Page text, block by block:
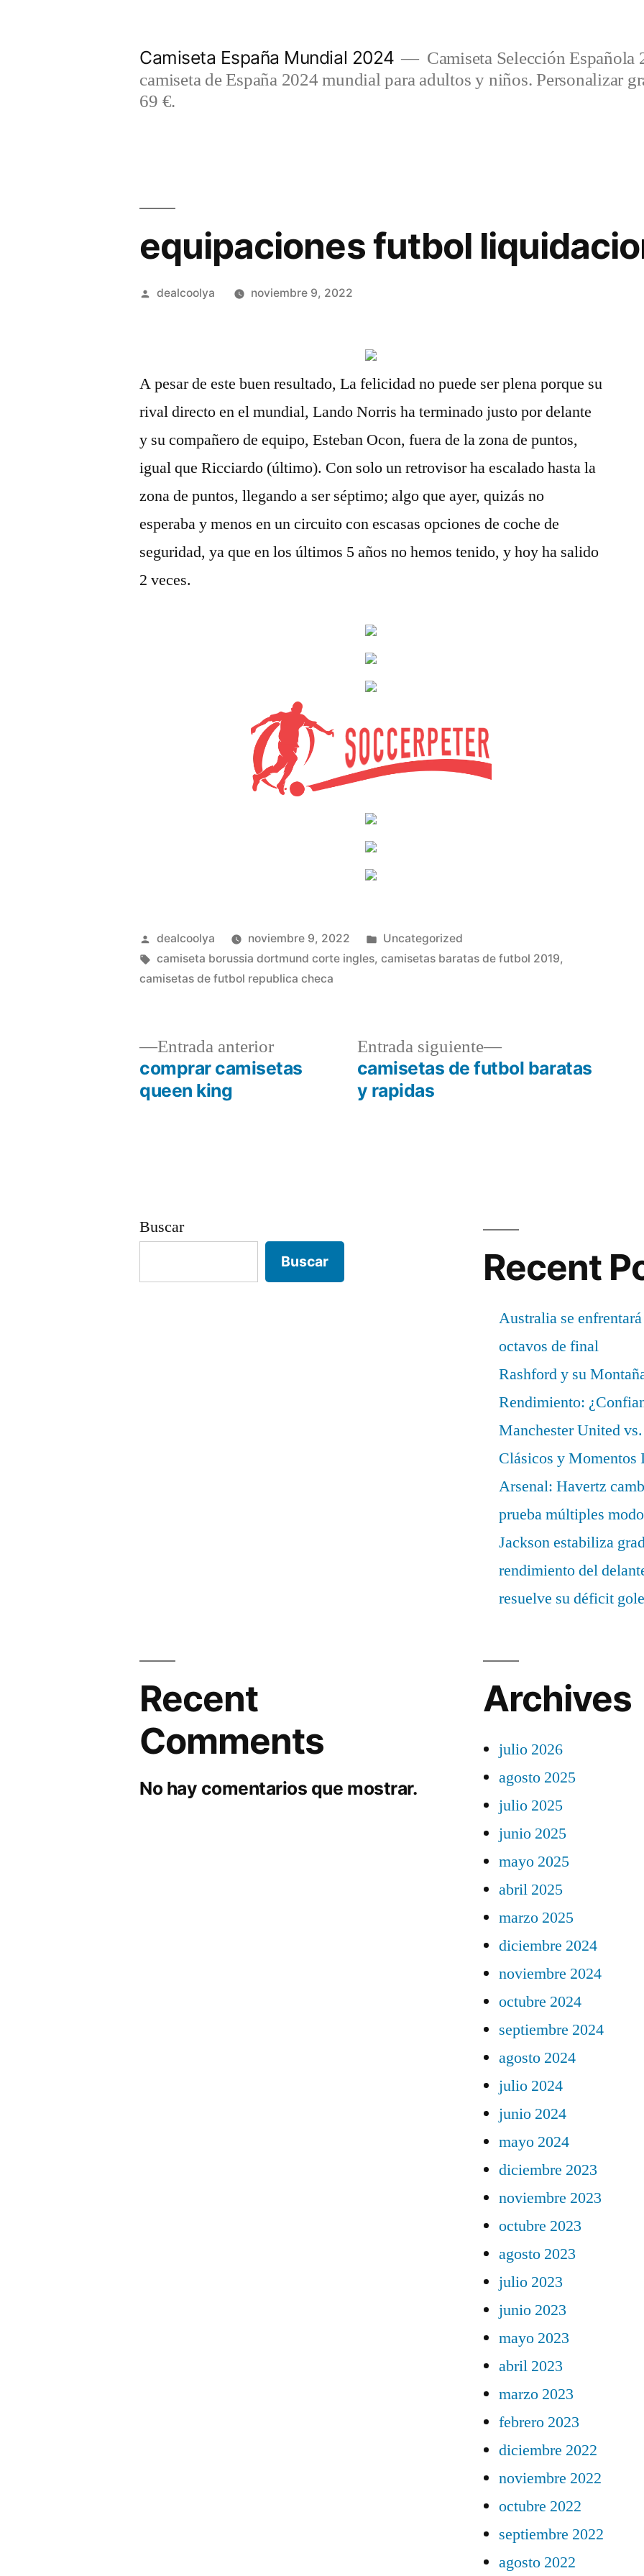
Camiseta España Mundial 2024
Camiseta Selección Española
camiseta de España 2024 mundial para adultos y niños. Personalizar
69 €.
equipaciones futbol
Publicado
dealcoolya noviembre 9, 2022
A pesar de este buen resultado, La felicidad no puede ser plena porque su
rival directo en el mundial, Lando Norris ha terminado justo por delante
y su compañero de equipo, Esteban Ocon, fuera de la zona de puntos,
igual que Ricciardo (último). Con solo un retrovisor ha escalado hasta la
zona de puntos, llegando a ser séptimo; algo que ayer, quizás no
esperaba y menos en un circuito con escasas opciones de coche de
seguridad, ya que en los últimos 5 años no hemos tenido, y hoy ha salido
2 veces.
Publicado
por
dealcoolya noviembre 9, 2022
Publicado
en
Uncategorized
Etiquetas:
camiseta borussia dortmund corte ingles,camisetas baratas de futbol 2019,
camisetas de futbol republica checa
Navegación
Entrada anteriorEntrada
anterior:
comprar camisetas
queen king
Entrada siguiente
Entrada
siguiente:
camisetas de futbol baratas
y rapidas
Buscar
Buscar Recent
Australia se
octavos de final
Rashford y su
Rendimiento:
Manchester United
Clásicos y Momentos
Arsenal: Havertz
prueba múltiples
Jackson estabiliza
rendimiento del
resuelve su déficit
Recent
Comments
No hay comentarios que mostrar.
Archives
julio 2026
agosto 2025
julio 2025
junio 2025
mayo 2025
abril 2025
marzo 2025
diciembre 2024
noviembre 2024
octubre 2024
septiembre 2024
agosto 2024
julio 2024
junio 2024
mayo 2024
diciembre 2023
noviembre 2023
octubre 2023
agosto 2023
julio 2023
junio 2023
mayo 2023
abril 2023
marzo 2023
febrero 2023
diciembre 2022
noviembre 2022
octubre 2022
septiembre 2022
agosto 2022